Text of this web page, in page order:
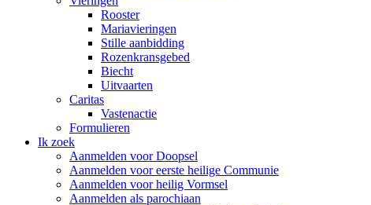
Rooster
Mariavieringen
Stille aanbidding
Rozenkransgebed
Biecht
Uitvaarten
Caritas
Vastenactie
Formulieren
Ik zoek
Aanmelden voor Doopsel
Aanmelden voor eerste heilige Communie
Aanmelden voor heilig Vormsel
Aanmelden als parochiaan